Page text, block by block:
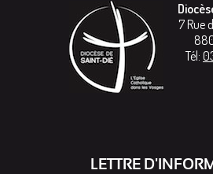
7 Rue
Tél:
LETTRE